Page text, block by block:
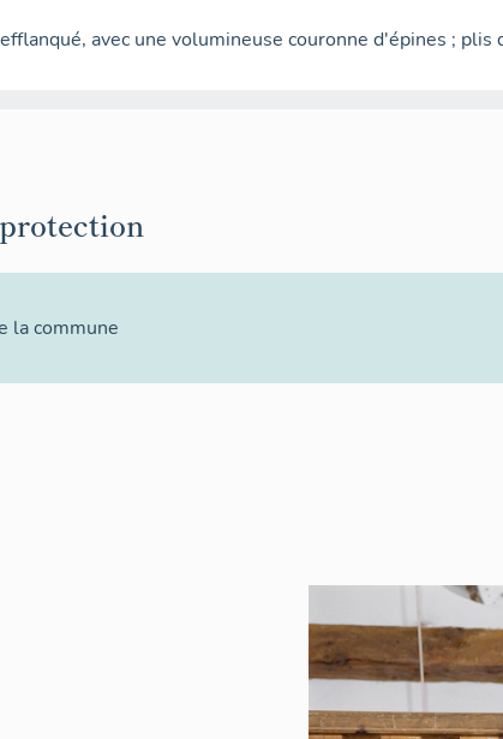
avec une volumineuse couronne d'épines ; plis
la commune